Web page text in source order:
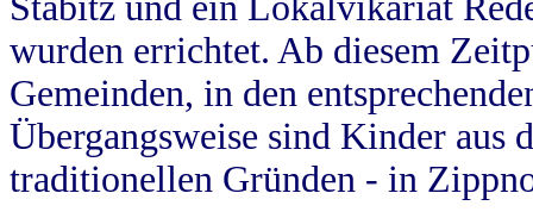
wurden errichtet. Ab diesem
Gemeinden, in den
Übergangsweise sind Kinder aus
traditionellen Gründen - in